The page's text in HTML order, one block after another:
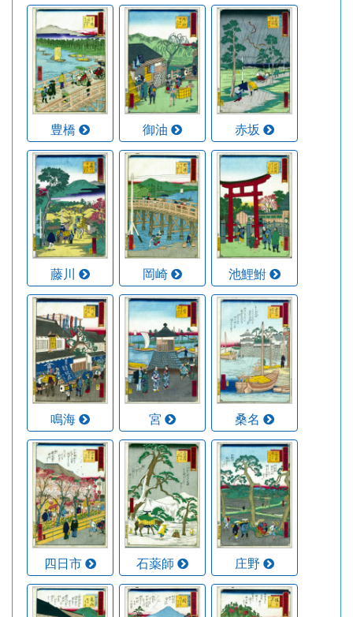
豊橋 御油 赤坂
藤川 岡崎 池鯉鮒
鳴海 宮 桑名
四日市 石薬師 庄野